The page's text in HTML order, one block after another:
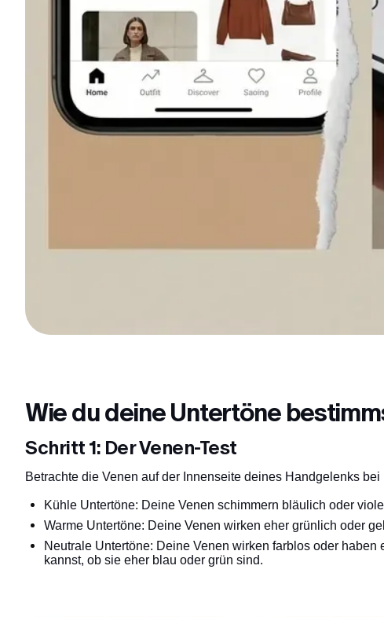
Wie du deine Untertöne
Schritt 1: Der Venen-Test
Betrachte die Venen auf der Innenseite deines Handgelenks
Kühle Untertöne: Deine Venen schimmern bläulich oder
Warme Untertöne: Deine Venen wirken eher grünlich oder
Neutrale Untertöne: Deine Venen wirken farblos oder
kannst, ob sie eher blau oder grün sind.